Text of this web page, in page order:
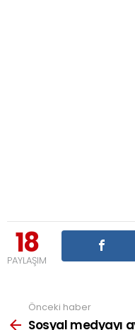
18
PAYLAŞIM
more
Önceki haber
Sosyal medyayı